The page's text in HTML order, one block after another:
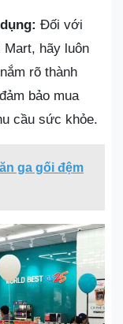
Đối với
Mart, hãy luôn
rõ thành
bảo mua
cầu sức khỏe.
ga gối đệm